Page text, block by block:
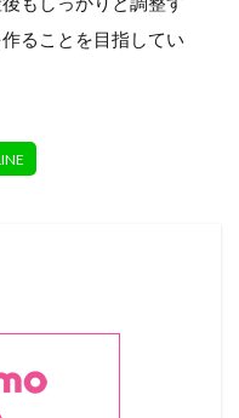
ることを目指してい